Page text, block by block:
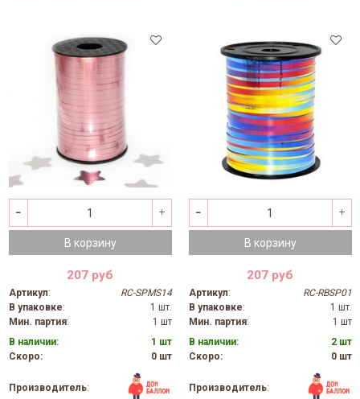
В корзину
207 руб
Артикул:
RC-SPMS14
В упаковке:
1 шт.
Мин. партия:
1 шт
В наличии:
1 шт
Скоро:
0 шт
Производитель:
В корзину
207 руб
Артикул:
RC-RBSP01
В упаковке:
1 шт.
Мин. партия:
1 шт
В наличии:
2 шт
Скоро:
0 шт
Производитель: